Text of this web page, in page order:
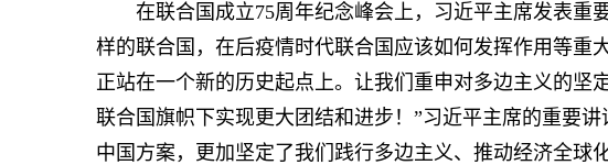
在联合国成立75周年纪念峰会上，习近平主席发表重
样的联合国，在后疫情时代联合国应该如何发挥作用等重
正站在一个新的历史起点上。让我们重申对多边主义的坚
联合国旗帜下实现更大团结和进步！”习近平主席的重要
中国方案，更加坚定了我们践行多边主义、推动经济全球